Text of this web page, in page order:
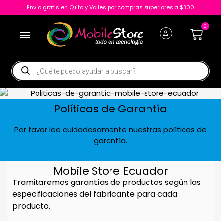
Envío gratis en Quito y Valles por compras superiores a $300
0
Políticas de Garantía
Por favor lee cuidadosamente nuestras políticas de
garantía.
Mobile Store Ecuador
Tramitaremos garantías de productos según las
especificaciones del fabricante para cada
producto.